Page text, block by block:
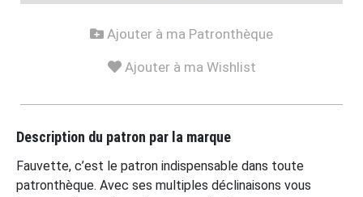
Ajouter à ma Patronthèque
Ajouter à ma Wishlist
Description du patron par la marque
Fauvette, c’est le patron indispensable dans toute
patronthèque. Avec ses multiples déclinaisons vous